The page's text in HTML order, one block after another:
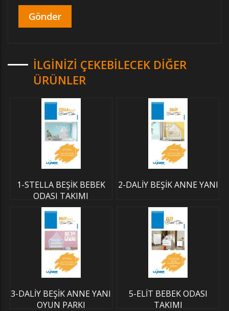
İLGINIZI ÇEKEBILECEK DIĞER
ÜRÜNLER
1-STELLA BEŞİK BEBEK
ODASI TAKIMI
2-DALİY BEŞİK ANNE YANI
3-DALİY BEŞİK ANNE YANI
OYUN PARKI
5-ELİT BEBEK ODASI
TAKIMI